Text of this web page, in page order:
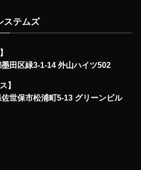
ステムズ
田区緑3-1-14 外山ハイツ502
】
世保市松浦町5-13 グリーンビル